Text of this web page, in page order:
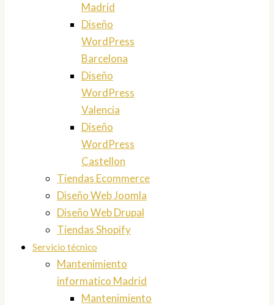
Madrid
Diseño
WordPress
Barcelona
Diseño
WordPress
Valencia
Diseño
WordPress
Castellon
Tiendas Ecommerce
Diseño Web Joomla
Diseño Web Drupal
Tiendas Shopify
Servicio técnico
Mantenimiento
informatico Madrid
Mantenimiento